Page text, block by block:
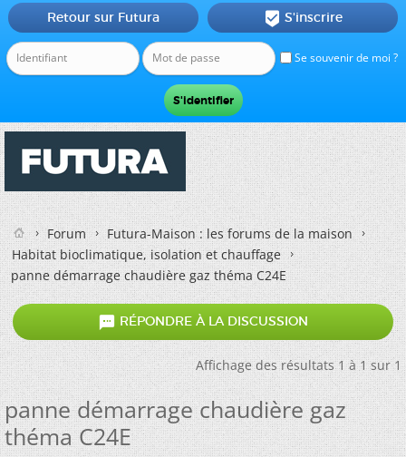
Se souvenir de moi ?
Retour sur Futura  S'inscrire
Forum
Futura-Maison : les forums de la maison
Habitat bioclimatique, isolation et chauffage
panne démarrage chaudière gaz théma C24E
 RÉPONDRE À LA DISCUSSION
Affichage des résultats 1 à 1 sur 1
panne démarrage chaudière gaz
théma C24E